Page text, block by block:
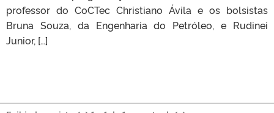
professor do CoCTec Christiano Ávila e os bolsistas
Bruna Souza, da Engenharia do Petróleo, e Rudinei
Junior, […]